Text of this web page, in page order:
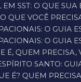
SST: O QUE SUA
QUE VOCÊ
O GUIA
O GUIA
É, QUEM
SANTO:
É? QUEM